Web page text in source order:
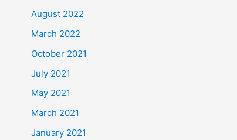
August 2022
March 2022
October 2021
July 2021
May 2021
March 2021
January 2021